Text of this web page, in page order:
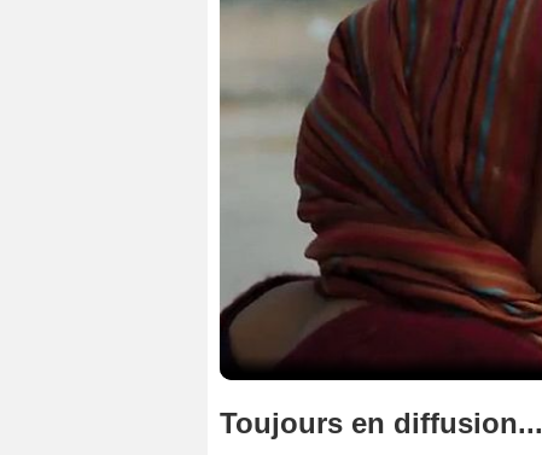
Toujours en diffusion...